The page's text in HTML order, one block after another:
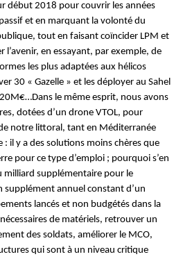
début 2018 pour couvrir les années
et en marquant la volonté du
tout en faisant coïncider LPM et
en essayant, par exemple, de
les plus adaptées aux hélicos
30 « Gazelle » et les déployer au Sahel
le même esprit, nous avons
dotées d’un drone VTOL, pour
notre littoral, tant en Méditerranée
il y a des solutions moins chères que
pour ce type d’emploi ; pourquoi s’en
milliard supplémentaire pour le
annuel constant d’un
lancés et non budgétés dans la
de matériels, retrouver un
des soldats, améliorer le MCO,
qui sont à un niveau critique